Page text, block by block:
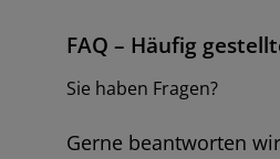
FAQ – Häufig
Sie haben Fragen?
Gerne beantworten